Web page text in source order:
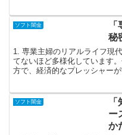
入れることができるサービス
ソフト闇金
秘
1. 専業主婦のリアルライフ現
てないほど多様化しています
方で、経済的なプレッシャー
稼ぎたい」と思う瞬間も多い
ソフト闇金
ー
か